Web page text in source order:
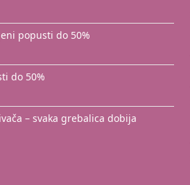
popusti do 50%
do 50%
– svaka grebalica dobija